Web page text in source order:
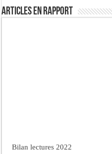
Articles en rapport
Bilan lectures 2022